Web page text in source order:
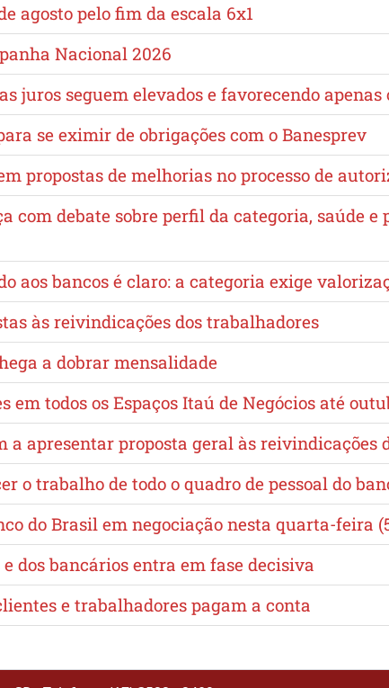
agosto pelo fim da escala 6x1
Nacional 2026
juros seguem elevados e favorecendo
se eximir de obrigações com o Banesprev
propostas de melhorias no processo de
com debate sobre perfil da categoria, saúde
aos bancos é claro: a categoria exige
às reivindicações dos trabalhadores
a dobrar mensalidade
todos os Espaços Itaú de Negócios até
apresentar proposta geral às reivindicações
o trabalho de todo o quadro de pessoal do
do Brasil em negociação nesta quarta-feira
dos bancários entra em fase decisiva
e trabalhadores pagam a conta